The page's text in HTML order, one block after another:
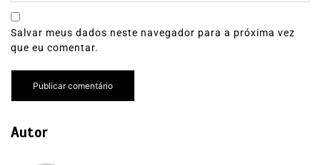
Salvar meus dados neste navegador para a próxima vez
que eu comentar.
Autor